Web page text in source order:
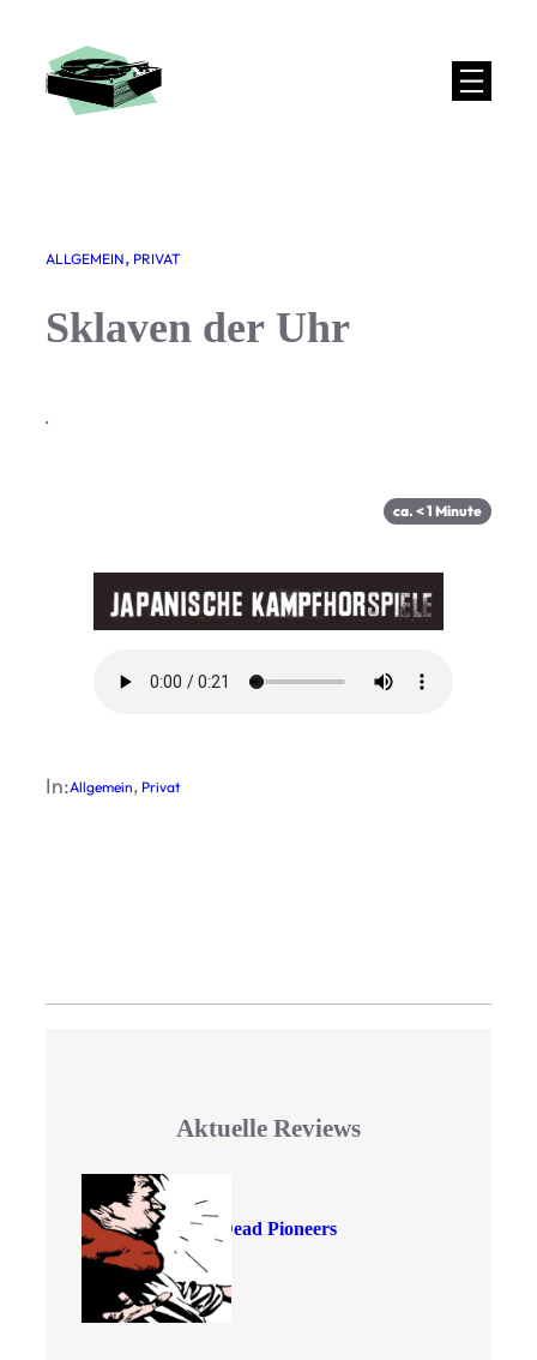
Inhalt
springen
ALLGEMEIN, PRIVAT
Sklaven der Uhr
·
ca. < 1 Minute
In:Allgemein, Privat
Aktuelle Reviews
Dead Pioneers